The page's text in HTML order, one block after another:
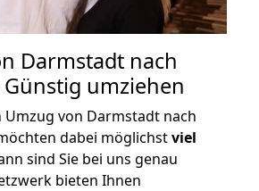
Darmstadt nach
umziehen
Umzug von Darmstadt nach
dabei möglichstviel
sind Sie bei uns genau
bieten Ihnen